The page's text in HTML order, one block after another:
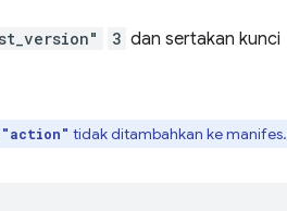
3 dan sertakan kunci
"action" tidak ditambahkan ke manifes.